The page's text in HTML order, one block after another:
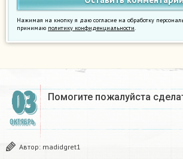
Нажимая на кнопку я даю согласие на обработку
принимаю политику конфиденциальности.
03
ОКТЯБРЬ
Помогите пожалуйста
Автор: madidgret1